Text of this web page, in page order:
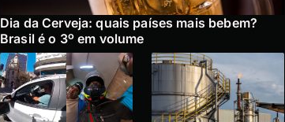
Dia da Cerveja: quais países mais bebem?
Brasil é o 3º em volume